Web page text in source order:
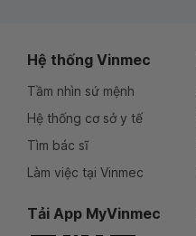
Hệ thống Vinmec
Tầm nhìn sứ mệnh
Hệ thống cơ sở y tế
Tìm bác sĩ
Làm việc tại Vinmec
Tải App MyVinmec